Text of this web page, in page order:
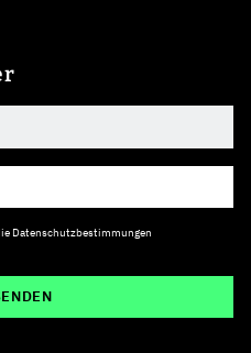
Datenschutzbestimmungen